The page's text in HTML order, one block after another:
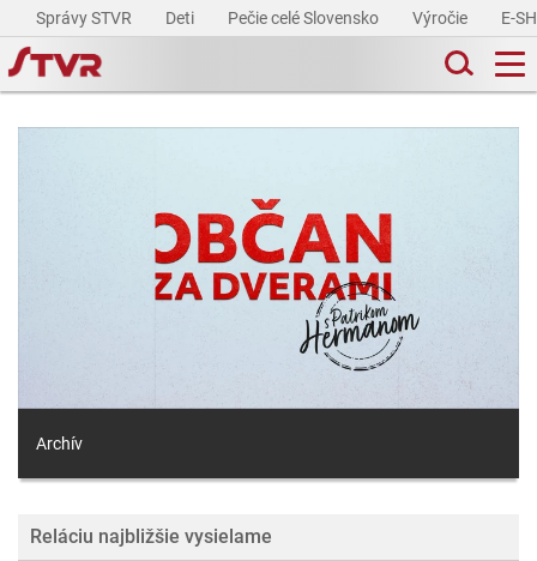
Správy STVR Deti Pečie celé Slovensko Výročie E-
Archív
Reláciu najbližšie vysielame